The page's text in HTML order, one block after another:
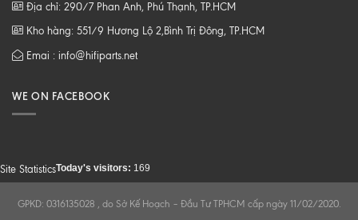
Địa chỉ: 290/7 Phan Anh, Phú Thạnh, TP.HCM
Kho hàng: 551/9 Hương Lộ 2,Bình Trị Đông, TP.HCM
Emai : info@hifiparts.net
WE ON FACEBOOK
Site StatisticsToday's visitors: 169
GPKD: 0316135028 , do Sở Kế Hoạch – Đầu Tư TPHCM cấp ngày 11/02/2020.